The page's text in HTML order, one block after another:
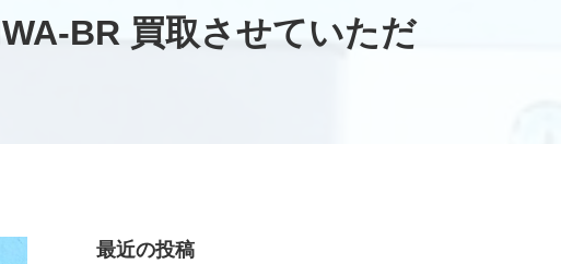
BR 買取させていただ
最近の投稿